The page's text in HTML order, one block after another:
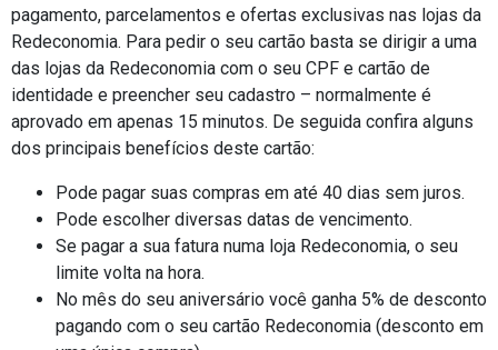
pagamento, parcelamentos e ofertas exclusivas nas lojas da
Redeconomia. Para pedir o seu cartão basta se dirigir a uma
das lojas da Redeconomia com o seu CPF e cartão de
identidade e preencher seu cadastro – normalmente é
aprovado em apenas 15 minutos. De seguida confira alguns
dos principais benefícios deste cartão:
Pode pagar suas compras em até 40 dias sem juros.
Pode escolher diversas datas de vencimento.
Se pagar a sua fatura numa loja Redeconomia, o seu
limite volta na hora.
No mês do seu aniversário você ganha 5% de desconto
pagando com o seu cartão Redeconomia (desconto em